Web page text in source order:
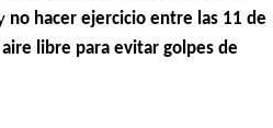
no hacer ejercicio entre las 11 de
libre para evitar golpes de